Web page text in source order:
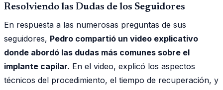
Resolviendo las Dudas de los Seguidores
En respuesta a las numerosas preguntas de sus
seguidores, Pedro compartió un video explicativo
donde abordó las dudas más comunes sobre el
implante capilar. En el video, explicó los aspectos
técnicos del procedimiento, el tiempo de recuperación, y